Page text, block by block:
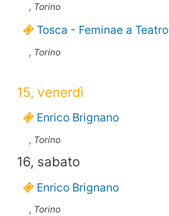
, Torino
Tosca - Feminae a Teatro
, Torino
15, venerdì
Enrico Brignano
, Torino
16, sabato
Enrico Brignano
, Torino